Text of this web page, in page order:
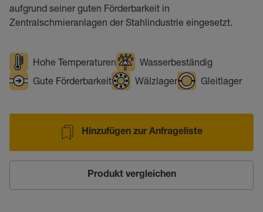
aufgrund seiner guten Förderbarkeit in
Zentralschmieranlagen der Stahlindustrie eingesetzt.
Hohe Temperaturen
Wasserbeständig
Gute Förderbarkeit
Wälzlager Gleitlager
Hinzufügen zur Anfrageliste
Produkt vergleichen